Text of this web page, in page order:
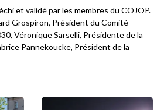
et validé par les membres du COJOP.
Grospiron, Président du Comité
Véronique Sarselli, Présidente de la
Pannekoucke, Président de la